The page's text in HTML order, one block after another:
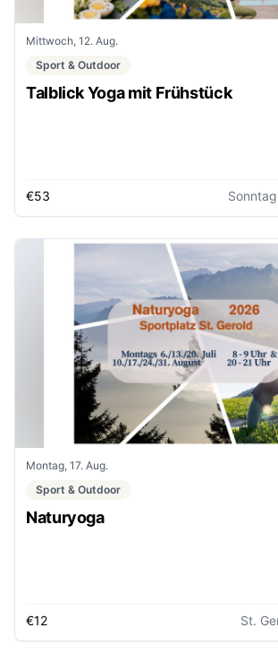
Mittwoch, 12. Aug.
Sport & Outdoor
Talblick Yoga mit Frühstück
€53 Sonntag
Montag, 17. Aug.
Sport & Outdoor
Naturyoga
€12 St.